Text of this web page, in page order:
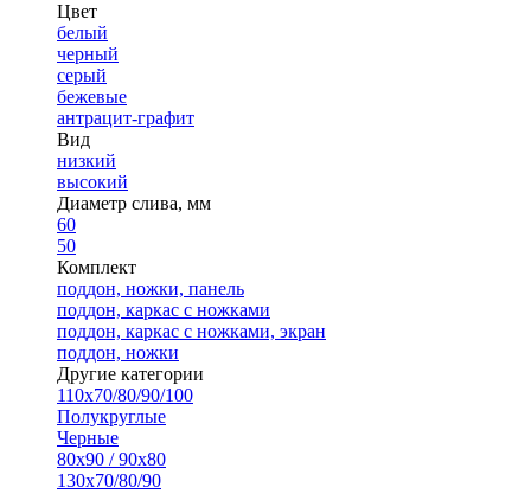
Цвет
белый
черный
серый
бежевые
антрацит-графит
Вид
низкий
высокий
Диаметр слива, мм
60
50
Комплект
поддон, ножки, панель
поддон, каркас с ножками
поддон, каркас с ножками, экран
поддон, ножки
Другие категории
110х70/80/90/100
Полукруглые
Черные
80х90 / 90х80
130х70/80/90